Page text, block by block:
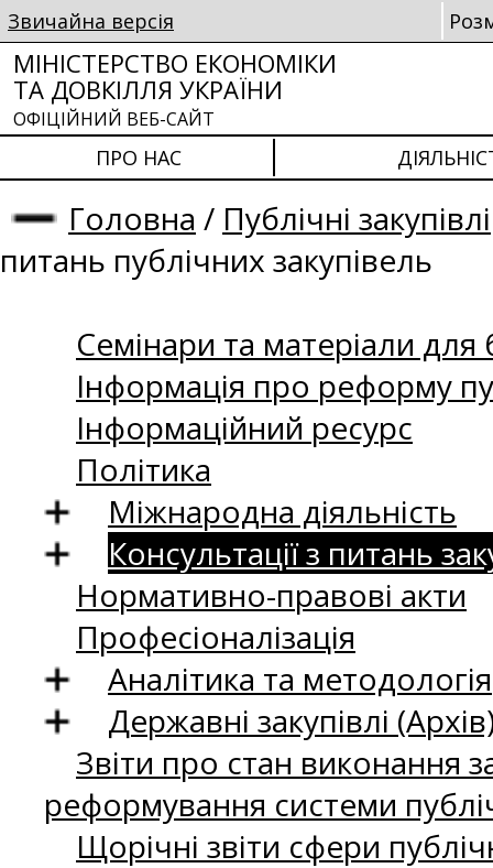
Звичайна версія
МІНІСТЕРСТВО ЕКОНОМІКИ
ТА ДОВКІЛЛЯ УКРАЇНИ
ОФІЦІЙНИЙ ВЕБ-САЙТ
ПРО НАС
Головна / Публічні закупівлі
питань публічних закупівель
Семінари та матеріали для
Інформація про реформу
Інформаційний ресурс
Політика
Міжнародна діяльність
Консультації з питань
Нормативно-правові акти
Професіоналізація
Аналітика та методологія
Державні закупівлі
Звіти про стан виконання
реформування системи
Щорічні звіти сфери